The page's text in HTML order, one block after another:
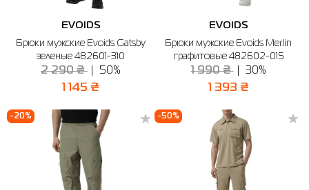
EVOIDS
Брюки мужские Evoids Gatsby
зеленые 482601-310
2 290 ₴ 50%
1 145 ₴
EVOIDS
Брюки мужские Evoids Merlin
графитовые 482602-015
1 990 ₴ 30%
1 393 ₴
-20% -50%